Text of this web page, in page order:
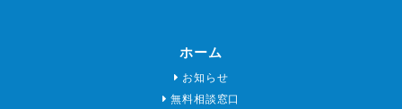
ホーム
お知らせ
無料相談窓口